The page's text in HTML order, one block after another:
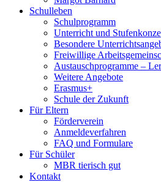
Schulleben
Schulprogramm
Unterricht und
Besondere
Freiwillige
Austauschprogramme –
Weitere Angebote
Erasmus+
Schule der Zukunft
Für Eltern
Förderverein
Anmeldeverfahren
FAQ und Formulare
Für Schüler
MBR tierisch gut
Kontakt